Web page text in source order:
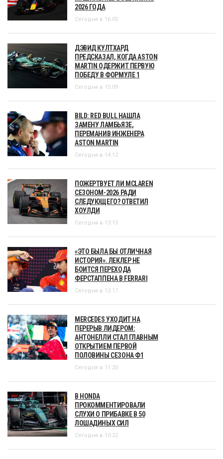
2026 ГОДА
Сегодня в 16:05
ДЭВИД КУЛТХАРД
ПРЕДСКАЗАЛ, КОГДА ASTON
MARTIN ОДЕРЖИТ ПЕРВУЮ
ПОБЕДУ В ФОРМУЛЕ 1
Сегодня в 15:09
BILD: RED BULL НАШЛА
ЗАМЕНУ ЛАМБЬЯЗЕ,
ПЕРЕМАНИВ ИНЖЕНЕРА
ASTON MARTIN
Сегодня в 14:12
ПОЖЕРТВУЕТ ЛИ MCLAREN
СЕЗОНОМ-2026 РАДИ
СЛЕДУЮЩЕГО? ОТВЕТИЛ
ХОУЛДИ
Сегодня в 13:15
«ЭТО БЫЛА БЫ ОТЛИЧНАЯ
ИСТОРИЯ». ЛЕКЛЕР НЕ
БОИТСЯ ПЕРЕХОДА
ФЕРСТАППЕНА В FERRARI
Сегодня в 12:17
MERCEDES УХОДИТ НА
ПЕРЕРЫВ ЛИДЕРОМ:
АНТОНЕЛЛИ СТАЛ ГЛАВНЫМ
ОТКРЫТИЕМ ПЕРВОЙ
ПОЛОВИНЫ СЕЗОНА Ф1
Сегодня в 11:20
В HONDA
ПРОКОММЕНТИРОВАЛИ
СЛУХИ О ПРИБАВКЕ В 50
ЛОШАДИНЫХ СИЛ
Сегодня в 10:22